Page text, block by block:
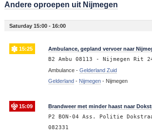
Andere oproepen uit Nijmegen
Saturday 15:00 - 16:00
15:25 Ambulance, gepland vervoer naar
B2 Ambu 08113 - Nijmegen Rit
Ambulance - Gelderland Zuid
Gelderland - Nijmegen- Nijmegen
15:09 Brandweer met minder haast naar
P2 BON-04 Ass. Politie
082331